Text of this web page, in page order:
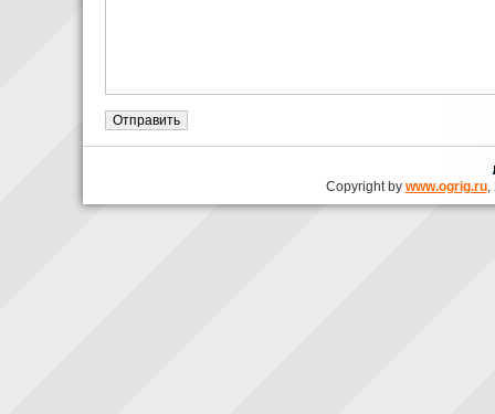
Copyright by www.ogrig.ru,